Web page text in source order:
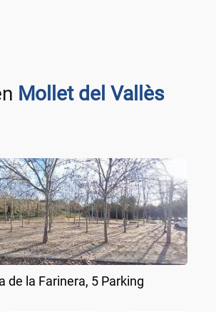
Mollet del Vallès
de la Farinera, 5 Parking